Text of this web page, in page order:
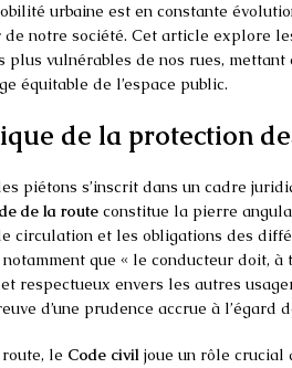
urbaine est en constante
de notre société. Cet article explore
plus vulnérables de nos rues,
équitable de l’espace public.
de la protection
piétons s’inscrit dans un cadre
de la route constitue la pierre
circulation et les obligations des
que « le conducteur doit,
respectueux envers les autres
d’une prudence accrue à l’égard
le Code civil joue un rôle crucial